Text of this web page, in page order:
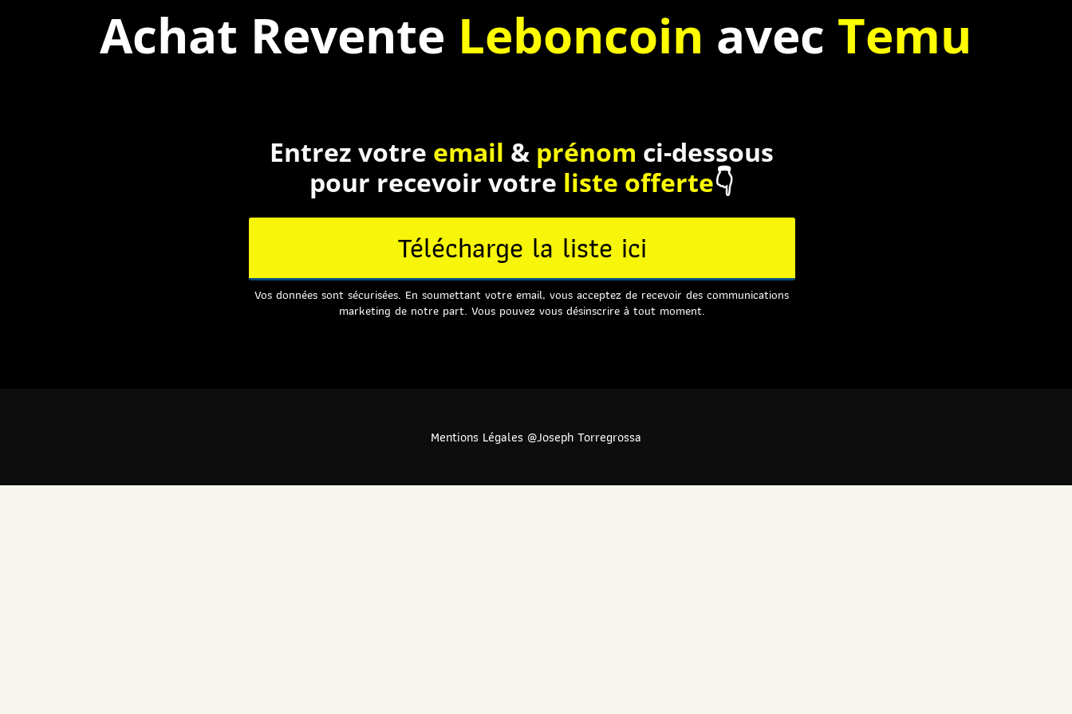
Achat Revente Leboncoin avec Temu
Entrez votre email & prénom ci-dessous
pour recevoir votre liste offerte👇
Télécharge la liste ici
Vos données sont sécurisées. En soumettant votre email, vous acceptez de recevoir des communications
marketing de notre part. Vous pouvez vous désinscrire à tout moment.
Mentions Légales @Joseph Torregrossa